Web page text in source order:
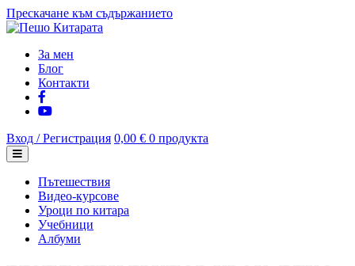
Прескачане към съдържанието
За мен
Блог
Контакти
Вход / Регистрация 0,00 € 0 продукта
Пътешествия
Видео-курсове
Уроци по китара
Учебници
Албуми